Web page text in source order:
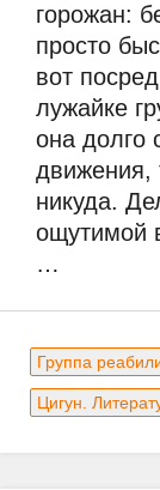
горожан:
просто
вот
лужайке
она долго
движения,
никуда.
ощутимой
…
Группа
Цигун.